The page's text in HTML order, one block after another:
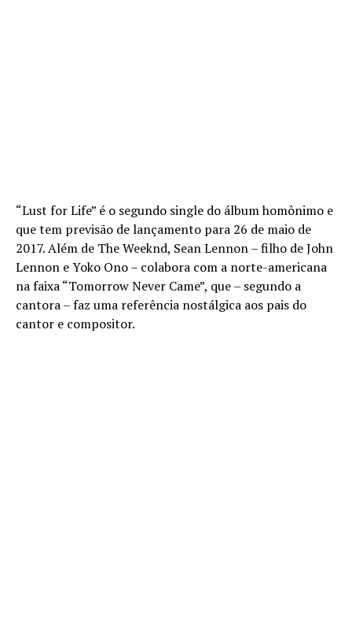
“Lust for Life” é o segundo single do álbum homônimo e
que tem previsão de lançamento para 26 de maio de
2017. Além de The Weeknd, Sean Lennon – filho de John
Lennon e Yoko Ono – colabora com a norte-americana
na faixa “Tomorrow Never Came”, que – segundo a
cantora – faz uma referência nostálgica aos pais do
cantor e compositor.